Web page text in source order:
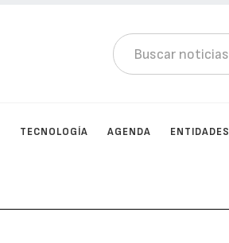
TECNOLOGÍA AGENDA ENTIDADES